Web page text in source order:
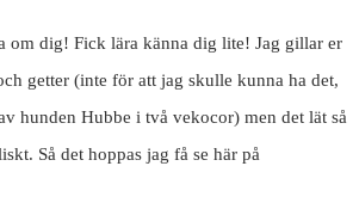
om dig! Fick lära känna dig lite! Jag gillar er
getter (inte för att jag skulle kunna ha det,
hunden Hubbe i två vekocor) men det lät så
Så det hoppas jag få se här på